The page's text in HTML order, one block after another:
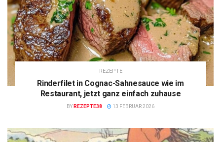
REZEPTE
Rinderfilet in Cognac-Sahnesauce wie im
Restaurant, jetzt ganz einfach zuhause
BY REZEPTE38 13 FEBRUAR 2026